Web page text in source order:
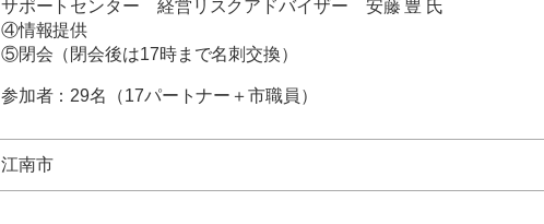
サポートセンター 経営リスクアドバイザー 安藤 豊 氏
④情報提供
⑤閉会（閉会後は17時まで名刺交換）
参加者：29名（17パートナー＋市職員）
江南市